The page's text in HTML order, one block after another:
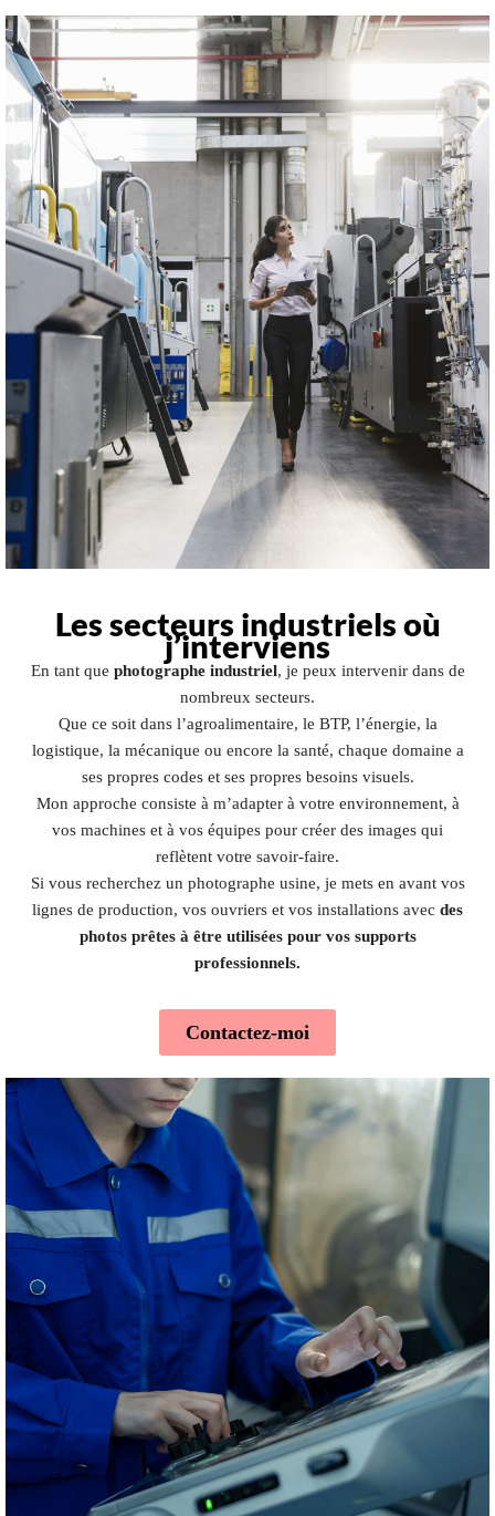
Les secteurs industriels où
j’interviens
En tant que photographe industriel, je peux intervenir dans de
nombreux secteurs.
Que ce soit dans l’agroalimentaire, le BTP, l’énergie, la
logistique, la mécanique ou encore la santé, chaque domaine a
ses propres codes et ses propres besoins visuels.
Mon approche consiste à m’adapter à votre environnement, à
vos machines et à vos équipes pour créer des images qui
reflètent votre savoir-faire.
Si vous recherchez un photographe usine, je mets en avant vos
lignes de production, vos ouvriers et vos installations avec des
photos prêtes à être utilisées pour vos supports
professionnels.
Contactez-moi